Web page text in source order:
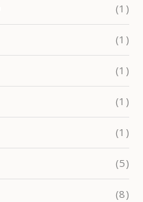
(1)
(1)
(1)
(1)
(1)
(5)
(8)